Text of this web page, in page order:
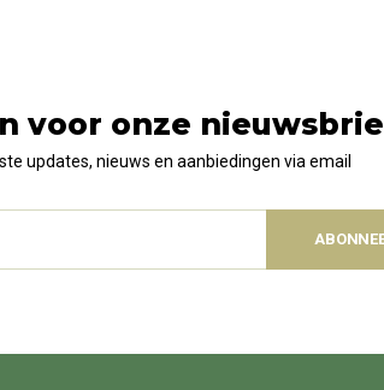
voor onze
updates, nieuws en aanbiedingen via email